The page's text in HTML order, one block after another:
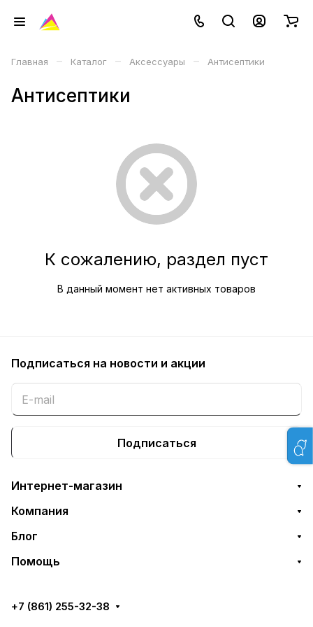
Главная – Каталог – Аксессуары – Антисептики
Антисептики
К сожалению, раздел пуст
В данный момент нет активных товаров
Подписаться на новости и акции
Подписаться
Интернет-магазин
Компания
Блог
Помощь
+7 (861) 255-32-38